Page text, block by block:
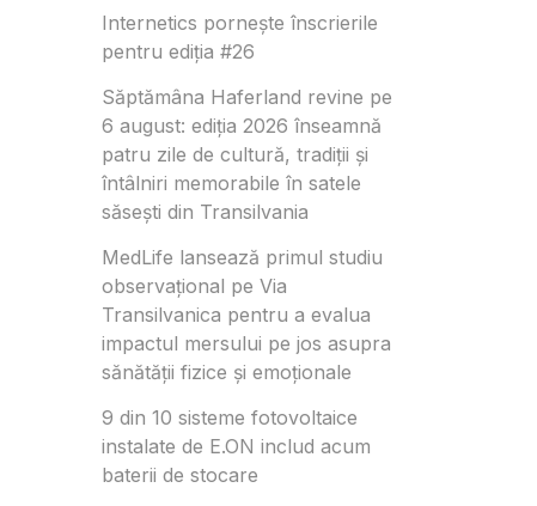
Internetics pornește înscrierile
pentru ediția #26
Săptămâna Haferland revine pe
6 august: ediția 2026 înseamnă
patru zile de cultură, tradiții și
întâlniri memorabile în satele
săsești din Transilvania
MedLife lansează primul studiu
observațional pe Via
Transilvanica pentru a evalua
impactul mersului pe jos asupra
sănătății fizice și emoționale
9 din 10 sisteme fotovoltaice
instalate de E.ON includ acum
baterii de stocare